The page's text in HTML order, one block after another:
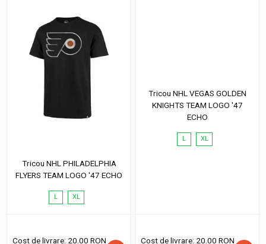
Tricou NHL PHILADELPHIA
FLYERS TEAM LOGO '47 ECHO
L XL
Cost de livrare: 20.00 RON
Tricou NHL VEGAS GOLDEN
KNIGHTS TEAM LOGO '47
ECHO
L XL
Cost de livrare: 20.00 RON